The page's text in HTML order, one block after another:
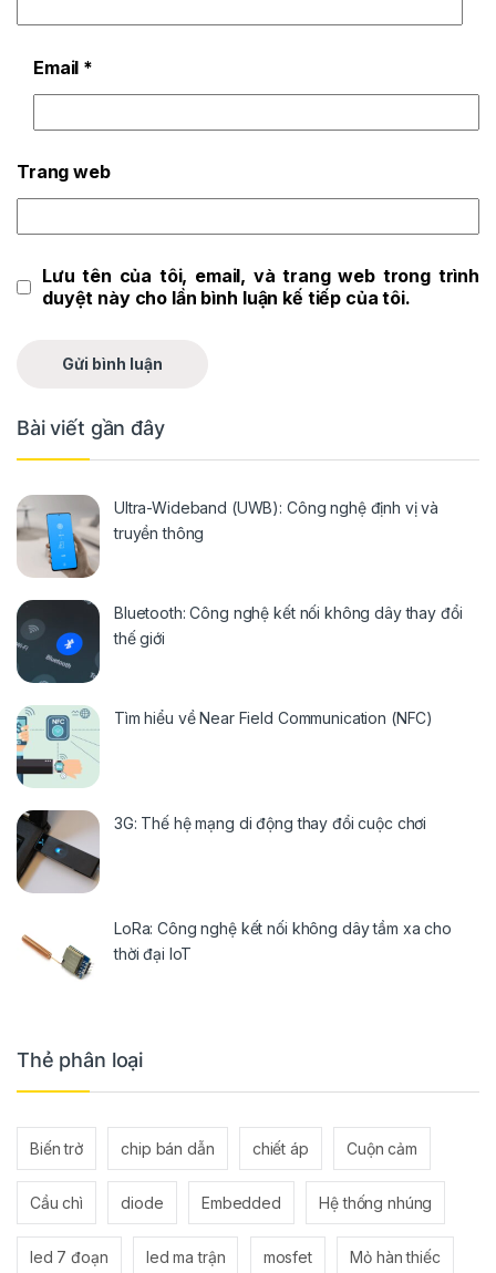
Email *
Trang web
Lưu tên của tôi, email, và trang web trong trình
duyệt này cho lần bình luận kế tiếp của tôi.
Bài viết gần đây
Ultra-Wideband (UWB): Công nghệ định vị và
truyền thông
Bluetooth: Công nghệ kết nối không dây thay đổi
thế giới
Tìm hiểu về Near Field Communication (NFC)
3G: Thế hệ mạng di động thay đổi cuộc chơi
LoRa: Công nghệ kết nối không dây tầm xa cho
thời đại IoT
Thẻ phân loại
Biến trở chip bán dẫn chiết áp Cuộn cảm
Cầu chì diode Embedded Hệ thống nhúng
led 7 đoạn led ma trận mosfet Mỏ hàn thiếc